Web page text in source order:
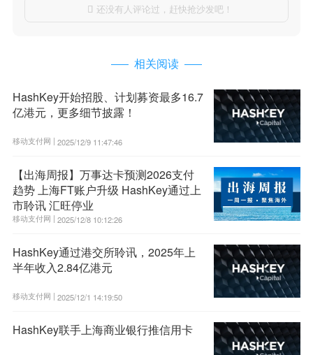
 还没有人评论过，赶快抢沙发吧！
相关阅读
HashKey开始招股、计划募资最多16.7
亿港元，更多细节披露！
移动支付网 | 2025/12/9 11:47:46
【出海周报】万事达卡预测2026支付
趋势 上海FT账户升级 HashKey通过上
市聆讯 汇旺停业
移动支付网 | 2025/12/8 10:12:26
HashKey通过港交所聆讯，2025年上
半年收入2.84亿港元
移动支付网 | 2025/12/1 14:19:50
HashKey联手上海商业银行推信用卡